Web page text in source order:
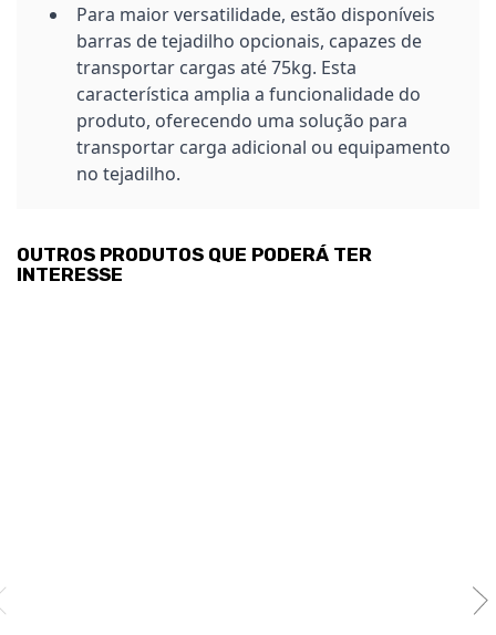
Para maior versatilidade, estão disponíveis
barras de tejadilho opcionais, capazes de
transportar cargas até 75kg. Esta
característica amplia a funcionalidade do
produto, oferecendo uma solução para
transportar carga adicional ou equipamento
no tejadilho.
OUTROS PRODUTOS QUE PODERÁ TER
INTERESSE